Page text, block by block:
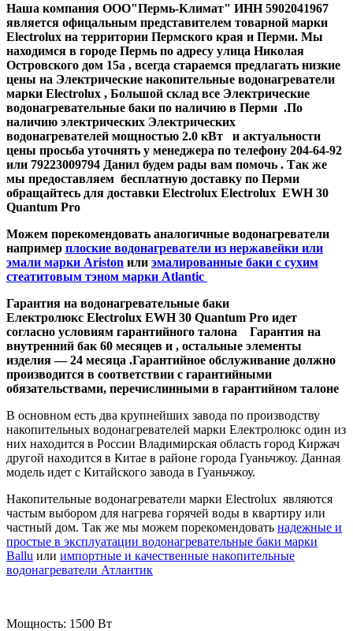
Наша компания ООО"Пермь-Климат" ИНН 5902041967
является офицальным представителем товарной марки
Electrolux на территории Пермского края и Перми. Мы
находимся в городе Пермь по адресу улица Николая
Островского дом 15а , всегда стараемся предлагать низкие
цены на Электрические накопительные водонагреватели
марки Electrolux , Большой склад все Электрические
водонагревательные баки по наличию в Перми .По
наличию электрических Электрических
водонагревателей мощностью 2.0 кВт и актуальности
цены просьба уточнять у менеджера по телефону 204-64-92
или 79223009794 Данил будем рады вам помочь . Так же
мы предоставляем бесплатную доставку по Перми
обращайтесь для доставки Electrolux Electrolux EWH 30
Quantum Pro
Можем порекомендовать аналогичные водонагреватели
например плоские водонагреватели из нержавейки или
эмали марки Ariston или эмалированные баки с сухим
стеатитовым тэном марки Atlantic
Гарантия на водонагревательные баки
Електролюкс Electrolux EWH 30 Quantum Pro идет
согласно условиям гарантийного талона Гарантия на
внутренний бак 60 месяцев и , остальные элементы
изделия — 24 месяца .Гарантийное обслуживание должно
производится в соответствии с гарантийными
обязательствами, перечислинными в гарантийном талоне
В основном есть два крупнейших завода по производству
накопительных водонагревателей марки Електролюкс один из
них находится в России Владимирская область город Киржач
другой находится в Китае в районе города Гуаньчжоу. Данная
модель идет с Китайского завода в Гуаньчжоу.
Накопительные водонагреватели марки Electrolux являются
частым выбором для нагрева горячей воды в квартиру или
частный дом. Так же мы можем порекомендовать надежные и
простые в эксплуатации водонагревательные баки марки
Ballu или импортные и качественные накопительные
водонагреватели Атлантик
Мощность: 1500 Вт